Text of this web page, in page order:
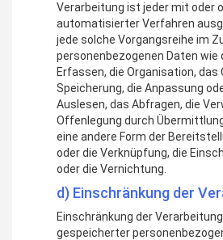
Verarbeitung ist jeder mit oder
automatisierter Verfahren
jede solche Vorgangsreihe im
personenbezogenen Daten wie
Erfassen, die Organisation, das
Speicherung, die Anpassung
Auslesen, das Abfragen, die
Offenlegung durch
eine andere Form der
oder die Verknüpfung, die
oder die Vernichtung.
d) Einschränkung der
Einschränkung der
gespeicherter